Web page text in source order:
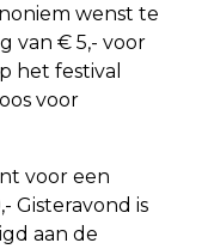
wenst te
van € 5,- voor
het festival
voor
voor een
Gisteravond is
aan de